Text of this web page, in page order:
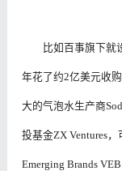
比如百事旗下就
年花了约2亿美元收
大的气泡水生产商
投基金ZX Ventures
Emerging Brands